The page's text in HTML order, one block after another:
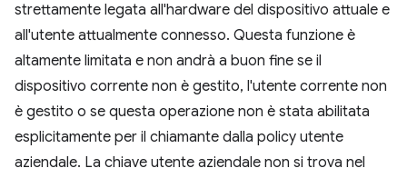
strettamente legata all'hardware del dispositivo attuale e
all'utente attualmente connesso. Questa funzione è
altamente limitata e non andrà a buon fine se il
dispositivo corrente non è gestito, l'utente corrente non
è gestito o se questa operazione non è stata abilitata
esplicitamente per il chiamante dalla policy utente
aziendale. La chiave utente aziendale non si trova nel